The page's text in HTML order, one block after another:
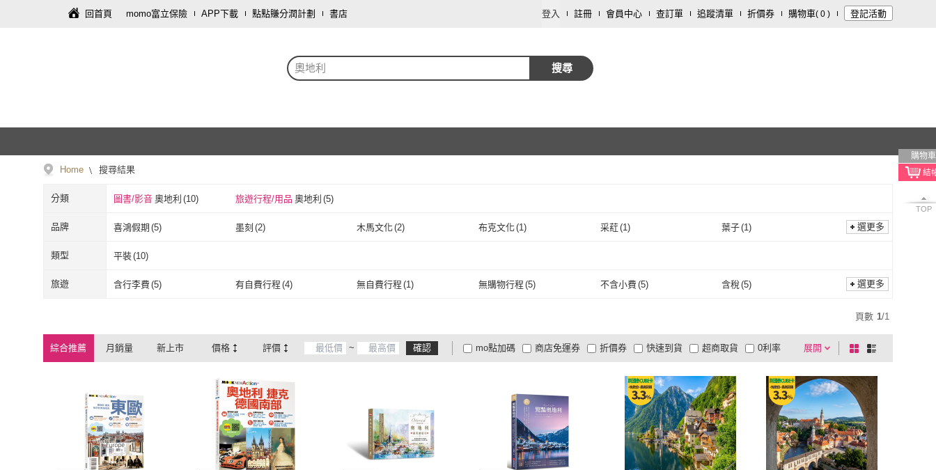
回首頁 momo富立保險 APP下載 點點賺分潤計劃 書店 登入 註冊 會員中心 查訂單 追蹤清單 折價券 購物車( 0 ) 登記活動
奧地利 搜尋
購物車
TOP
Home 搜尋結果
分類 圖書/影音 奧地利 (10) 旅遊行程/用品 奧地利 (5)
品牌 喜鴻假期 (5) 墨刻 (2) 木馬文化(2) 布克文化(1) 采葒(1) 葉子(1)
太雅(1)
喜鴻假期
太雅(1) 世界在我家 藝術家 (
取消 選更多
類型 平裝(10)
平裝(10)
旅遊 含行李費 (5) 有自費行程 (4) 無自費行程 (1) 無購物行程 (5) 不含小費 (5) 含稅(5)
取消 選更多
頁數 1/1
綜合推薦 月銷量 新上市 價格 評價 ~ 確認 展開
折價券
有影片
商品有量 電視購物
mo點加碼 快速到貨 超商取貨
大家電安心配
大家電快配
商店免運券 0利率
貨到付款 超商付款
5
及以上 1 及以上
棋
盤
式
列